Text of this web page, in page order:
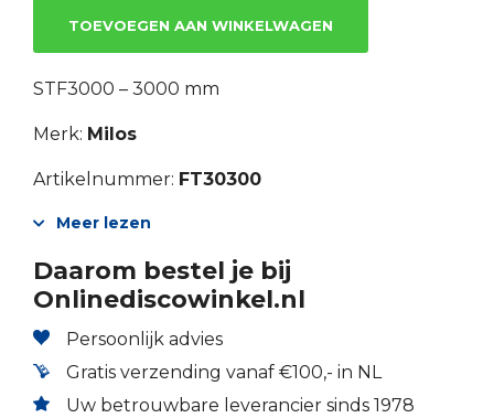
TOEVOEGEN AAN WINKELWAGEN
STF3000 – 3000 mm
Merk: Milos
Artikelnummer: FT30300
Meer lezen
Daarom bestel je bij
Onlinediscowinkel.nl
Persoonlijk advies
Gratis verzending vanaf €100,- in NL
Uw betrouwbare leverancier sinds 1978